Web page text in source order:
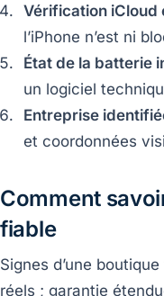
Vérification iCloud
l’iPhone n’est ni
État de la batterie
un logiciel
Entreprise
et coordonnées
Comment
fiable
Signes d’une
réels ; garantie